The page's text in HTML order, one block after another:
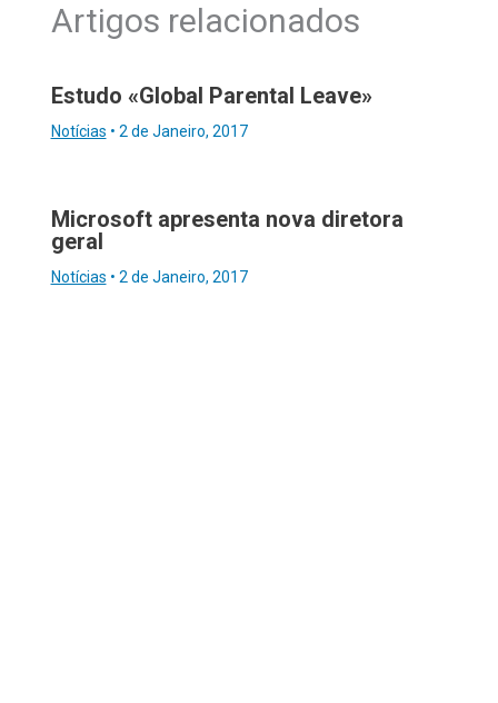
Artigos relacionados
Estudo «Global Parental Leave»
Notícias • 2 de Janeiro, 2017
Microsoft apresenta nova diretora
geral
Notícias • 2 de Janeiro, 2017